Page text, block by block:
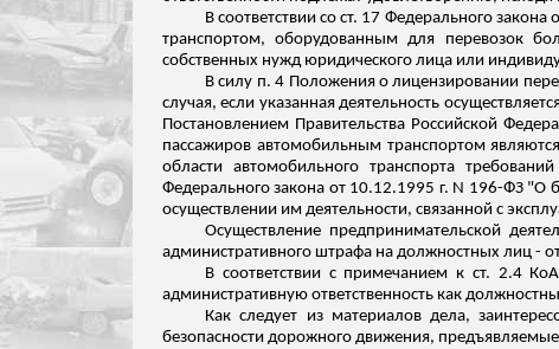
В соответствии со ст. 17 Федерального
транспортом, оборудованным для перевозок
собственных нужд юридического лица или
В силу п. 4 Положения о лицензировании
случая, если указанная деятельность
Постановлением Правительства Российской
пассажиров автомобильным транспортом
области автомобильного транспорта
Федерального закона от 10.12.1995 г. N 196-ФЗ "О
осуществлении им деятельности, связанной с
Осуществление предпринимательской
административного штрафа на должностных лиц -
В соответствии с примечанием к ст. 2.4
административную ответственность как
Как следует из материалов дела,
безопасности дорожного движения,